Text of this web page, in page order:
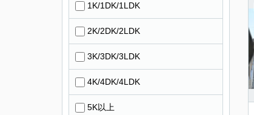
1K/1DK/1LDK
2K/2DK/2LDK
3K/3DK/3LDK
4K/4DK/4LDK
5K以上